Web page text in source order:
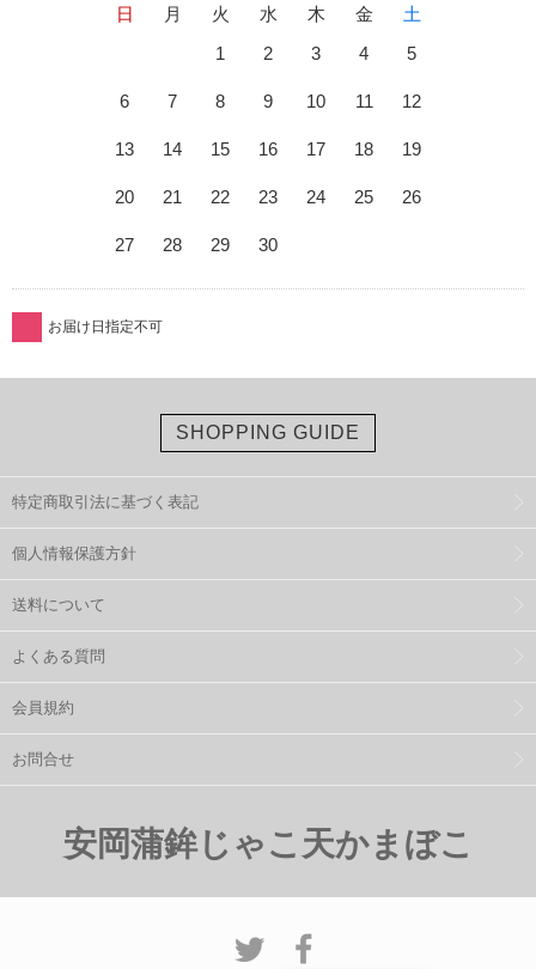
日 月 火 水 木 金
土
1
2 3 4 5
6 7 8 9 10 11 12
13 14 15 16 17 18 19
20 21 22 23 24 25 26
27 28 29 30
お届け日指定不可
SHOPPING GUIDE
特定商取引法に基づく表記
個人情報保護方針
送料について
よくある質問
会員規約
お問合せ
安岡蒲鉾じゃこ天かまぼこ